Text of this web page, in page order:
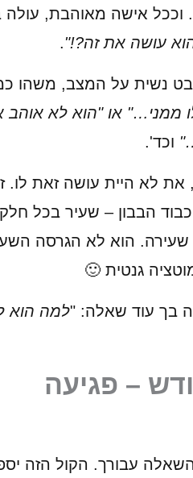
וככל אישה מאוהבת, עולה
עושה את זה?!".
נשית על המצב, משהו
ממני…" או "הוא לא אוהב
וכד'.
לא היית עושה זאת לו.
הבבון – שעיר בכל
שעירה. הוא לא הגרסה
גנטית 🙂
בך עוד שאלה: "למה הוא
– פגיעה
השאלה עבורך. הקול הזה